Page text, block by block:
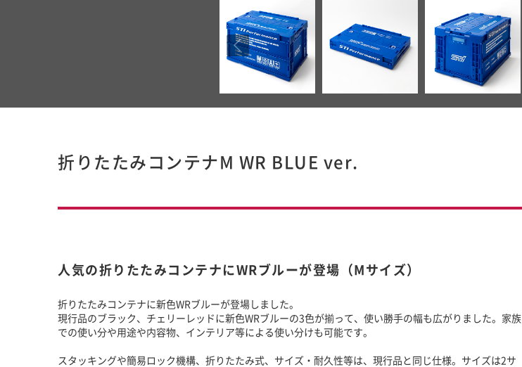
折りたたみコンテナM WR BLUE ver.
人気の折りたたみコンテナにWRブルーが登場（Mサイズ）
折りたたみコンテナに新色WRブルーが登場しました。
現行品のブラック、チェリーレッドに新色WRブルーの3色が揃って、使い勝手の幅も広がりました。家族
での使い分や用途や内容物、インテリア等による使い分けも可能です。
スタッキングや簡易ロック機構、折りたたみ式、サイズ・耐久性等は、現行品と同じ仕様。サイズは2サ